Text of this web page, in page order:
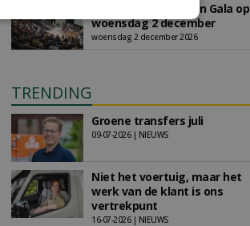
Save the Date: Green Gala op
woensdag 2 december
woensdag 2 december 2026
TRENDING
Groene transfers juli
09-07-2026 | NIEUWS
Niet het voertuig, maar het
werk van de klant is ons
vertrekpunt
16-07-2026 | NIEUWS